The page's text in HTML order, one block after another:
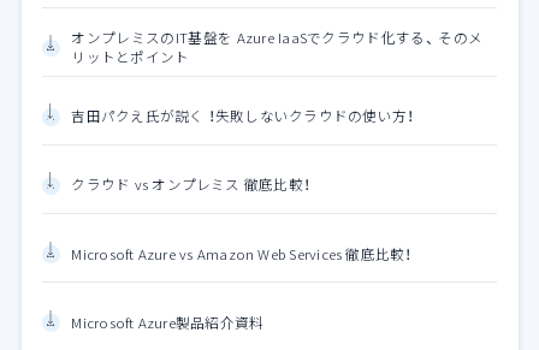
オンプレミスのIT基盤を Azure IaaSでクラウド化する、 そのメ
リットとポイント
吉田パクえ氏が説く ！失敗しないクラウドの使い方！
クラウド vs オンプレミス 徹底比較！
Microsoft Azure vs Amazon Web Services 徹底比較！
Microsoft Azure製品紹介資料